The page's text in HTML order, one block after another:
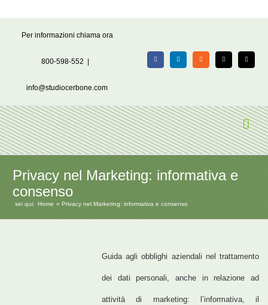
Per informazioni chiama ora
800-598-552
info@studiocerbone.com
FacebookLinkedIn Rss X Email
Privacy nel Marketing: informativa e
consenso
sei qui: Home Privacy nel Marketing: informativa e consenso
Guida agli obblighi aziendali nel trattamento
dei dati personali, anche in relazione ad
attività di marketing: l’informativa, il